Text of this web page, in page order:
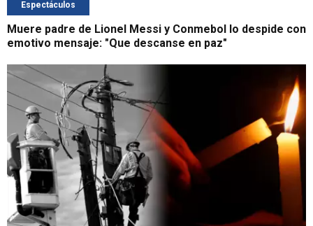
Espectáculos
Muere padre de Lionel Messi y Conmebol lo despide con
emotivo mensaje: "Que descanse en paz"